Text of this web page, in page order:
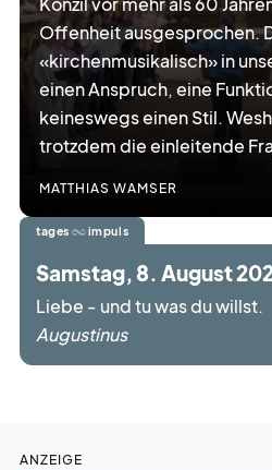
kreativ tätig
Offenheit ausgesprochen.
«kirchenmusikalisch» in
einen Anspruch, eine
keineswegs einen Stil.
trotzdem die einleitende
MATTHIAS WAMSER
tages impuls
Samstag, 8. August
Liebe - und tu was du willst.
Augustinus
ANZEIGE